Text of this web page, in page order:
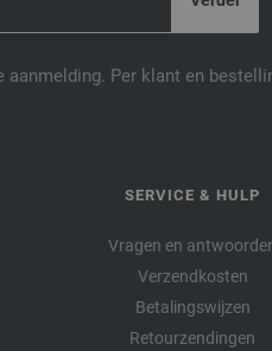
Per klant en
SERVICE & HULP
Vragen en
Verzendkosten
Betalingswijzen
Retourzendingen